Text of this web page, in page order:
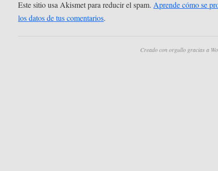
Este sitio usa Akismet para reducir el spam.Aprende cómo se
los datos de tus comentarios.
Creado con orgullo gracias a